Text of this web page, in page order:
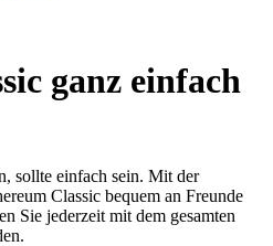
ganz einfach
sollte einfach sein. Mit der
Classic bequem an Freunde
Sie jederzeit mit dem gesamten